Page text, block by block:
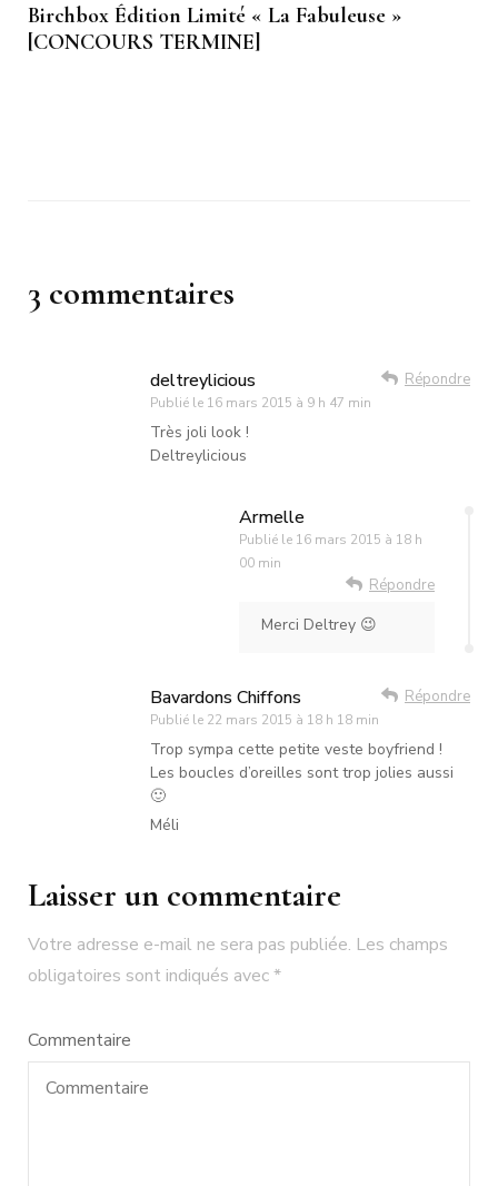
Birchbox Édition Limité « La Fabuleuse »
[CONCOURS TERMINE]
3 commentaires
deltreylicious
Publié le 16 mars 2015 à 9 h 47 min
Répondre
Très joli look !
Deltreylicious
Armelle
Publié le 16 mars 2015 à 18 h
00 min
Répondre
Merci Deltrey 😉
Bavardons Chiffons
Publié le 22 mars 2015 à 18 h 18 min
Répondre
Trop sympa cette petite veste boyfriend !
Les boucles d’oreilles sont trop jolies aussi
🙂
Méli
Laisser un commentaire
Votre adresse e-mail ne sera pas publiée. Les champs
obligatoires sont indiqués avec*
Commentaire